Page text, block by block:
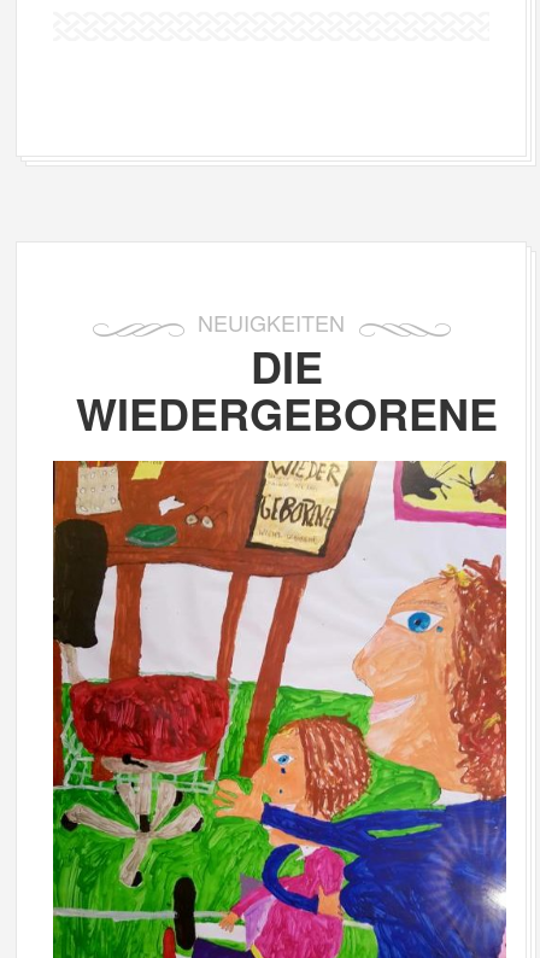
NEUIGKEITEN
DIE
WIEDERGEBORENE